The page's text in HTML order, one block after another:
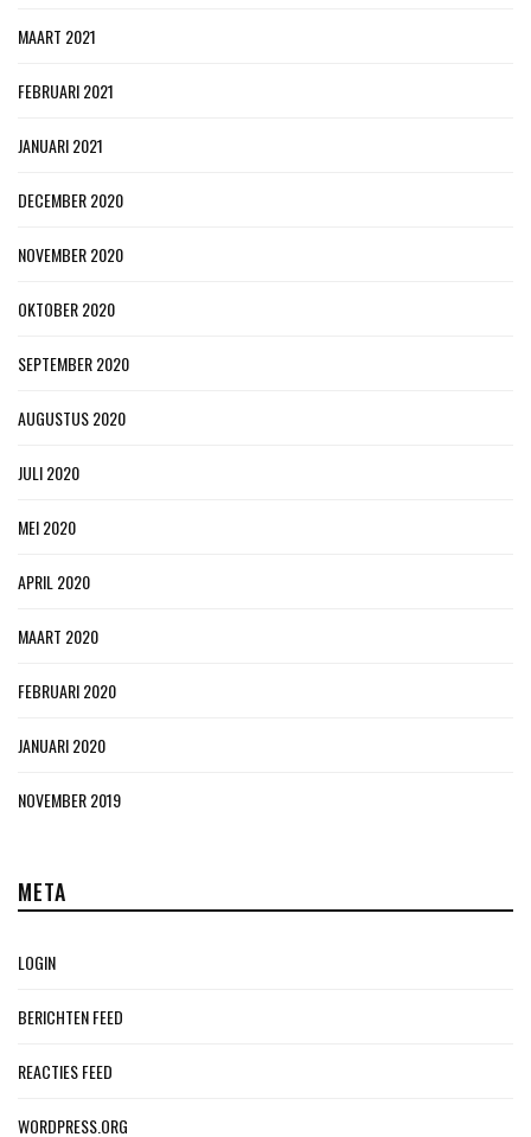
MAART 2021
FEBRUARI 2021
JANUARI 2021
DECEMBER 2020
NOVEMBER 2020
OKTOBER 2020
SEPTEMBER 2020
AUGUSTUS 2020
JULI 2020
MEI 2020
APRIL 2020
MAART 2020
FEBRUARI 2020
JANUARI 2020
NOVEMBER 2019
META
LOGIN
BERICHTEN FEED
REACTIES FEED
WORDPRESS.ORG